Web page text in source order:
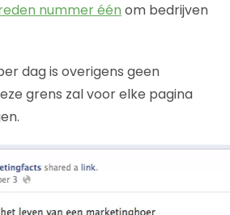
nummer één om bedrijven
dag is overigens geen
grens zal voor elke pagina